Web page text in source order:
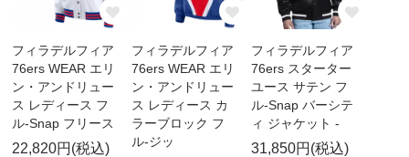
フィラデルフィア
76ers WEAR エリ
ン・アンドリュー
ス レディース フ
ル-Snap フリース
22,820円(税込)
フィラデルフィア
76ers WEAR エリ
ン・アンドリュー
ス レディース カ
ラーブロック フ
ル-ジッ
フィラデルフィア
76ers スターター
ユース サテン フ
ル-Snap バーシテ
ィ ジャケット -
31,850円(税込)